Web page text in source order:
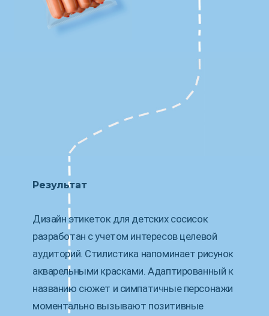
Результат
Дизайн этикеток для детских сосисок
разработан с учетом интересов целевой
аудиторий. Стилистика напоминает рисунок
акварельными красками. Адаптированный к
названию сюжет и симпатичные персонажи
моментально вызывают позитивные